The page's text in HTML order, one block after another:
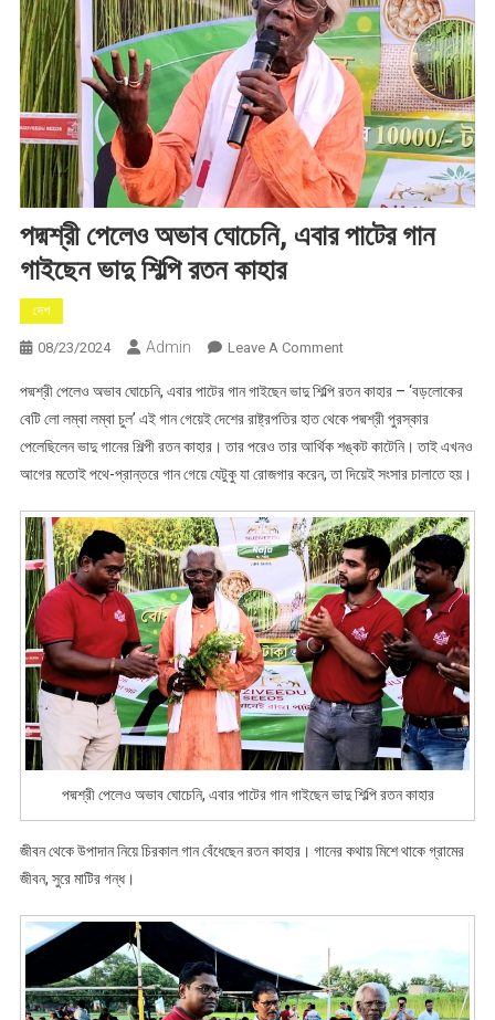
পদ্মশ্রী পেলেও অভাব ঘোচেনি, এবার পাটের গান
গাইছেন ভাদু শিল্পি রতন কাহার
দেশ
08/23/2024 Admin Leave A CommentOn
পেলেও
অভাব
ঘোচেনি,
এবার
গান
গাইছেন
ভাদু
শিল্পি
রতন
কাহার
পদ্মশ্রী পেলেও অভাব ঘোচেনি, এবার পাটের গান গাইছেন ভাদু শিল্পি রতন কাহার – ‘বড়লোকের
বেটি লো লম্বা লম্বা চুল’ এই গান গেয়েই দেশের রাষ্ট্রপতির হাত থেকে পদ্মশ্রী পুরস্কার
পেলেছিলেন ভাদু গানের শিল্পী রতন কাহার। তার পরেও তার আর্থিক শঙ্কট কাটেনি। তাই এখনও
আগের মতোই পথে-প্রান্তরে গান গেয়ে যেটুকু যা রোজগার করেন, তা দিয়েই সংসার চালাতে হয়।
পদ্মশ্রী পেলেও অভাব ঘোচেনি, এবার পাটের গান গাইছেন ভাদু শিল্পি রতন কাহার
জীবন থেকে উপাদান নিয়ে চিরকাল গান বেঁধেছেন রতন কাহার। গানের কথায় মিশে থাকে গ্রামের
জীবন, সুরে মাটির গন্ধ।